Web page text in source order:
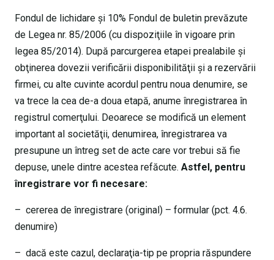
Fondul de lichidare şi 10% Fondul de buletin prevăzute
de Legea nr. 85/2006 (cu dispoziţiile în vigoare prin
legea 85/2014). După parcurgerea etapei prealabile şi
obţinerea dovezii verificării disponibilităţii şi a rezervării
firmei, cu alte cuvinte acordul pentru noua denumire, se
va trece la cea de-a doua etapă, anume înregistrarea în
registrul comerţului. Deoarece se modifică un element
important al societăţii, denumirea, înregistrarea va
presupune un întreg set de acte care vor trebui să fie
depuse, unele dintre acestea refăcute. Astfel, pentru
înregistrare vor fi necesare:
– cererea de înregistrare (original) – formular (pct. 4.6.
denumire)
– dacă este cazul, declaraţia-tip pe propria răspundere